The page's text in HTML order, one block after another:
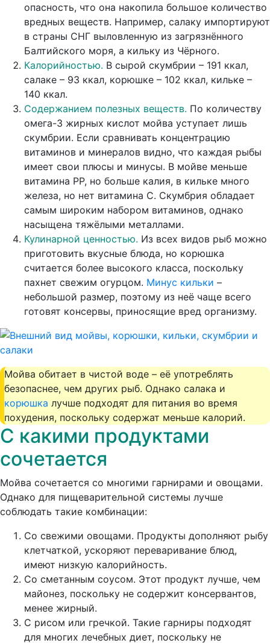
опасность, что она накопила большое количество
вредных веществ. Например, салаку импортируют
в страны СНГ выловленную из загрязнённого
Балтийского моря, а кильку из Чёрного.
Калорийностью. В сырой скумбрии – 191 ккал,
салаке – 93 ккал, корюшке – 102 ккал, кильке –
140 ккал.
Содержанием полезных веществ. По количеству
омега-3 жирных кислот мойва уступает лишь
скумбрии. Если сравнивать концентрацию
витаминов и минералов видно, что каждая рыбы
имеет свои плюсы и минусы. В мойве меньше
витамина РР, но больше калия, в кильке много
железа, но нет витамина С. Скумбрия обладает
самым широким набором витаминов, однако
насыщена тяжёлыми металлами.
Кулинарной ценностью. Из всех видов рыб можно
приготовить вкусные блюда, но корюшка
считается более высокого класса, поскольку
пахнет свежим огурцом. Минус кильки –
небольшой размер, поэтому из неё чаще всего
готовят консервы, приносящие вред организму.
Мойва обитает в чистой воде – её употреблять
безопаснее, чем других рыб. Однако салака и
корюшка лучше подходят для питания во время
похудения, поскольку содержат меньше калорий.
С какими продуктами
сочетается
Мойва сочетается со многими гарнирами и овощами.
Однако для пищеварительной системы лучше
соблюдать такие комбинации:
Со свежими овощами. Продукты дополняют рыбу
клетчаткой, ускоряют переваривание блюд,
имеют низкую калорийность.
Со сметанным соусом. Этот продукт лучше, чем
майонез, поскольку не содержит консервантов,
менее жирный.
С рисом или гречкой. Такие гарниры подходят
для многих лечебных диет, поскольку не